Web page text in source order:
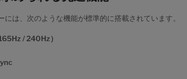
は、次のような機能が標準的に搭載されています。
/ 240Hz）